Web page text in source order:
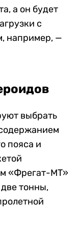
а он будет
с
например, —
выбрать
пояса и
«Фрегат-МТ»
тонны,